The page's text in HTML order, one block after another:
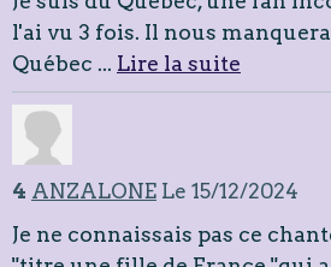
l'ai vu 3 fois. Il nous
Québec ... Lire la suite
4 ANZALONE Le 15/12/2024
Je ne connaissais pas ce